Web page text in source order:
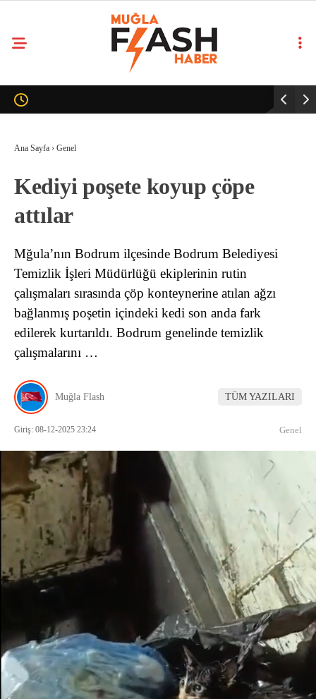
Ana Sayfa › Genel
Kediyi poşete koyup çöpe
attılar
Mğula’nın Bodrum ilçesinde Bodrum Belediyesi
Temizlik İşleri Müdürlüğü ekiplerinin rutin
çalışmaları sırasında çöp konteynerine atılan ağzı
bağlanmış poşetin içindeki kedi son anda fark
edilerek kurtarıldı. Bodrum genelinde temizlik
çalışmalarını …
Muğla Flash TÜM YAZILARI
Giriş: 08-12-2025 23:24 Genel